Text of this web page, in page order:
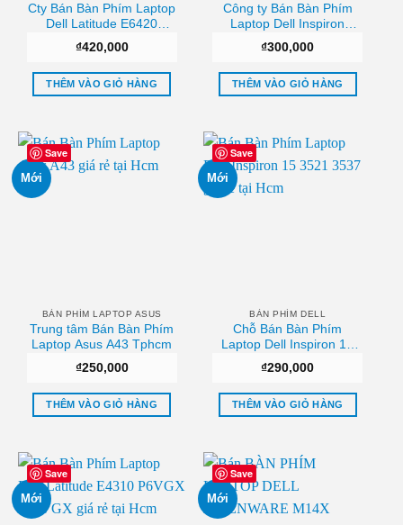
Cty Bán Bàn Phím Laptop
Dell Latitude E6420
₫420,000
THÊM VÀO GIỎ HÀNG
Công ty Bán Bàn Phím
Laptop Dell Inspiron
Chất lượng
₫300,000
THÊM VÀO GIỎ HÀNG
Save
Mới
BÀN PHÍM LAPTOP ASUS
Trung tâm Bán Bàn Phím
Laptop Asus A43 Tphcm
₫250,000
THÊM VÀO GIỎ HÀNG
Save
Mới
BÀN PHÍM DELL
Chỗ Bán Bàn Phím
Laptop Dell Inspiron 15
₫290,000
THÊM VÀO GIỎ HÀNG
Save
Mới
Save
Mới